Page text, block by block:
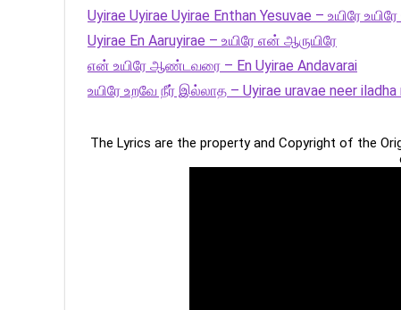
Uyirae Uyirae Uyirae Enthan Yesuvae – உயிரே
Uyirae En Aaruyirae – உயிரே என் ஆருயிரே
என் உயிரே ஆண்டவரை – En Uyirae Andavarai
உயிரே உறவே நீர் இல்லாத – Uyirae uravae neer iladha
The Lyrics are the property and Copyright of the